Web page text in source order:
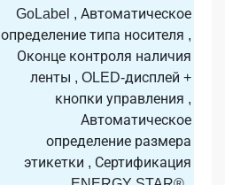
GoLabel , Автоматическое
определение типа носителя ,
Оконце контроля наличия
ленты , OLED-дисплей +
кнопки управления ,
Автоматическое
определение размера
этикетки , Сертификация